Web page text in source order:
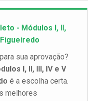
- Módulos I, II,
sua aprovação?
I, II, III, IV e V
é a escolha certa.
melhores